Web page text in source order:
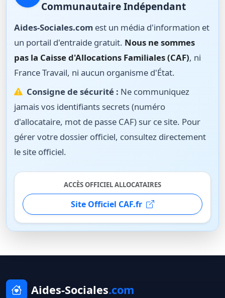
Communautaire Indépendant
Aides-Sociales.com est un média d'information et
un portail d'entraide gratuit. Nous ne sommes
pas la Caisse d'Allocations Familiales (CAF), ni
France Travail, ni aucun organisme d'État.
Consigne de sécurité : Ne communiquez
jamais vos identifiants secrets (numéro
d'allocataire, mot de passe CAF) sur ce site. Pour
gérer votre dossier officiel, consultez directement
le site officiel.
ACCÈS OFFICIEL ALLOCATAIRES
Site Officiel CAF.fr
Aides-Sociales.com